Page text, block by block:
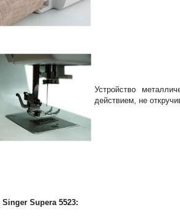
Устройство
действием, не
Singer Supera 5523: